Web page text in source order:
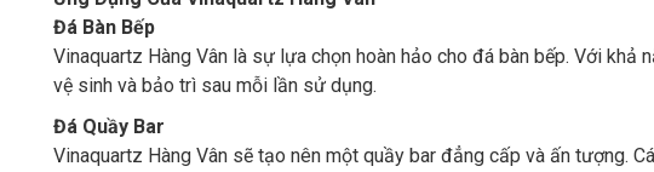
Đá Bàn Bếp
Vinaquartz Hàng Vân là sự lựa chọn hoàn hảo cho đá bàn bếp. Với
vệ sinh và bảo trì sau mỗi lần sử dụng.
Đá Quầy Bar
Vinaquartz Hàng Vân sẽ tạo nên một quầy bar đẳng cấp và ấn tượng.